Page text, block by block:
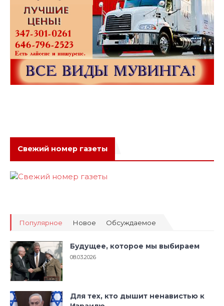
Свежий номер газеты
Популярное Новое Обсуждаемое
Будущее, которое мы выбираем
08.03.2026
Для тех, кто дышит ненавистью к